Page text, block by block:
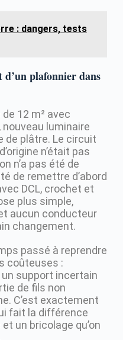
: dangers, tests
d’un plafonnier dans
12 m² avec
luminaire
de plâtre. Le circuit
n’était pas
n’a pas été de
de remettre d’abord
DCL, crochet et
plus simple,
aucun conducteur
changement.
passé à reprendre
coûteuses :
support incertain
de fils non
C’est exactement
fait la différence
un bricolage qu’on